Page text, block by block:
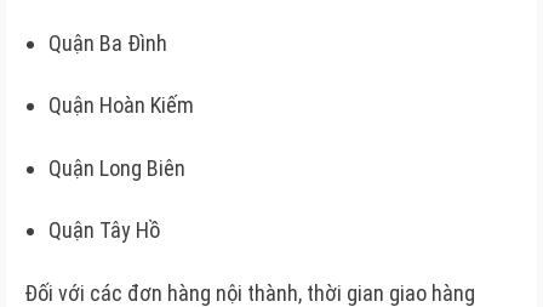
Quận Ba Đình
Quận Hoàn Kiếm
Quận Long Biên
Quận Tây Hồ
Đối với các đơn hàng nội thành, thời gian giao hàng